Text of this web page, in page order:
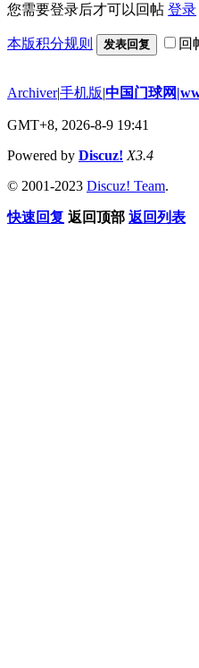
您需要登录后才可以回帖 登录
本版积分规则 发表回复 回
Archiver|手机版|中国门球网
GMT+8, 2026-8-9 19:41
Powered by Discuz! X3.4
© 2001-2023 Discuz! Team.
快速回复 返回顶部 返回列表